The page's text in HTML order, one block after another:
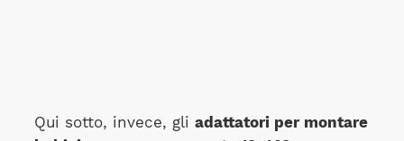
Qui sotto, invece, gli adattatori per montare